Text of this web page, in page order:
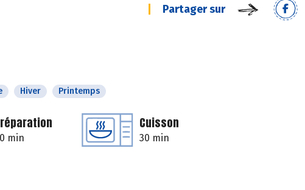
Partager sur
Hiver Printemps
min
Cuisson
30 min